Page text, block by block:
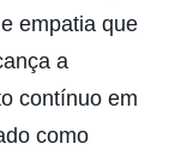
empatia que
a
contínuo em
como